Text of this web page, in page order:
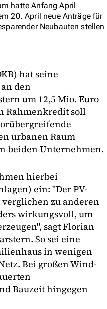
hatte Anfang April
20. April neue Anträge für
Neubauten stellen
hat seine
den
um 12,5 Mio. Euro
Rahmenkredit soll
urbanen Raum
beiden Unternehmen.
hierbei
ein: "Der PV-
verglichen zu anderen
wirkungsvoll, um
sagt Florian
So sei eine
in wenigen
Bei großen Wind-
Bauzeit hingegen